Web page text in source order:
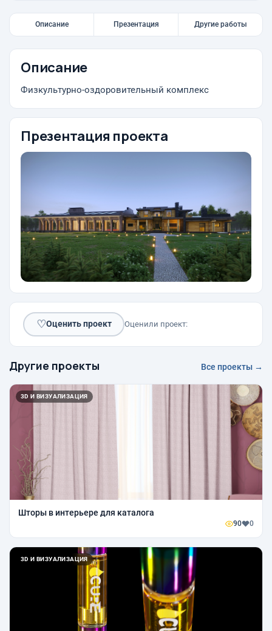
Описание Презентация Другие работы
Описание
Физкультурно-оздоровительный комплекс
Презентация проекта
♡Оценить проект Оценили проект:
Другие проекты Все проекты →
3D И ВИЗУАЛИЗАЦИЯ
Шторы в интерьере для каталога
90 0
3D И ВИЗУАЛИЗАЦИЯ